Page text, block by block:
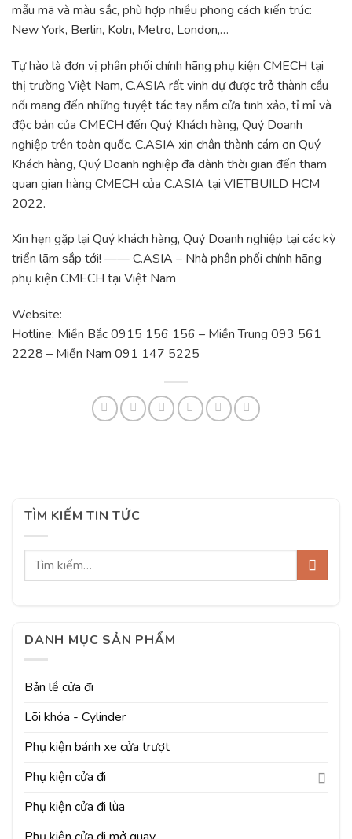
mẫu mã và màu sắc, phù hợp nhiều phong cách kiến trúc:
New York, Berlin, Koln, Metro, London,…
Tự hào là đơn vị phân phối chính hãng phụ kiện CMECH tại
thị trường Việt Nam, C.ASIA rất vinh dự được trở thành cầu
nối mang đến những tuyệt tác tay nắm cửa tinh xảo, tỉ mỉ và
độc bản của CMECH đến Quý Khách hàng, Quý Doanh
nghiệp trên toàn quốc. C.ASIA xin chân thành cám ơn Quý
Khách hàng, Quý Doanh nghiệp đã dành thời gian đến tham
quan gian hàng CMECH của C.ASIA tại VIETBUILD HCM
2022.
Xin hẹn gặp lại Quý khách hàng, Quý Doanh nghiệp tại các kỳ
triển lãm sắp tới! —— C.ASIA – Nhà phân phối chính hãng
phụ kiện CMECH tại Việt Nam
Website:
Hotline: Miền Bắc 0915 156 156 – Miền Trung 093 561
2228 – Miền Nam 091 147 5225
TÌM KIẾM TIN TỨC
DANH MỤC SẢN PHẨM
Bản lề cửa đi
Lõi khóa - Cylinder
Phụ kiện bánh xe cửa trượt
Phụ kiện cửa đi
Phụ kiện cửa đi lùa